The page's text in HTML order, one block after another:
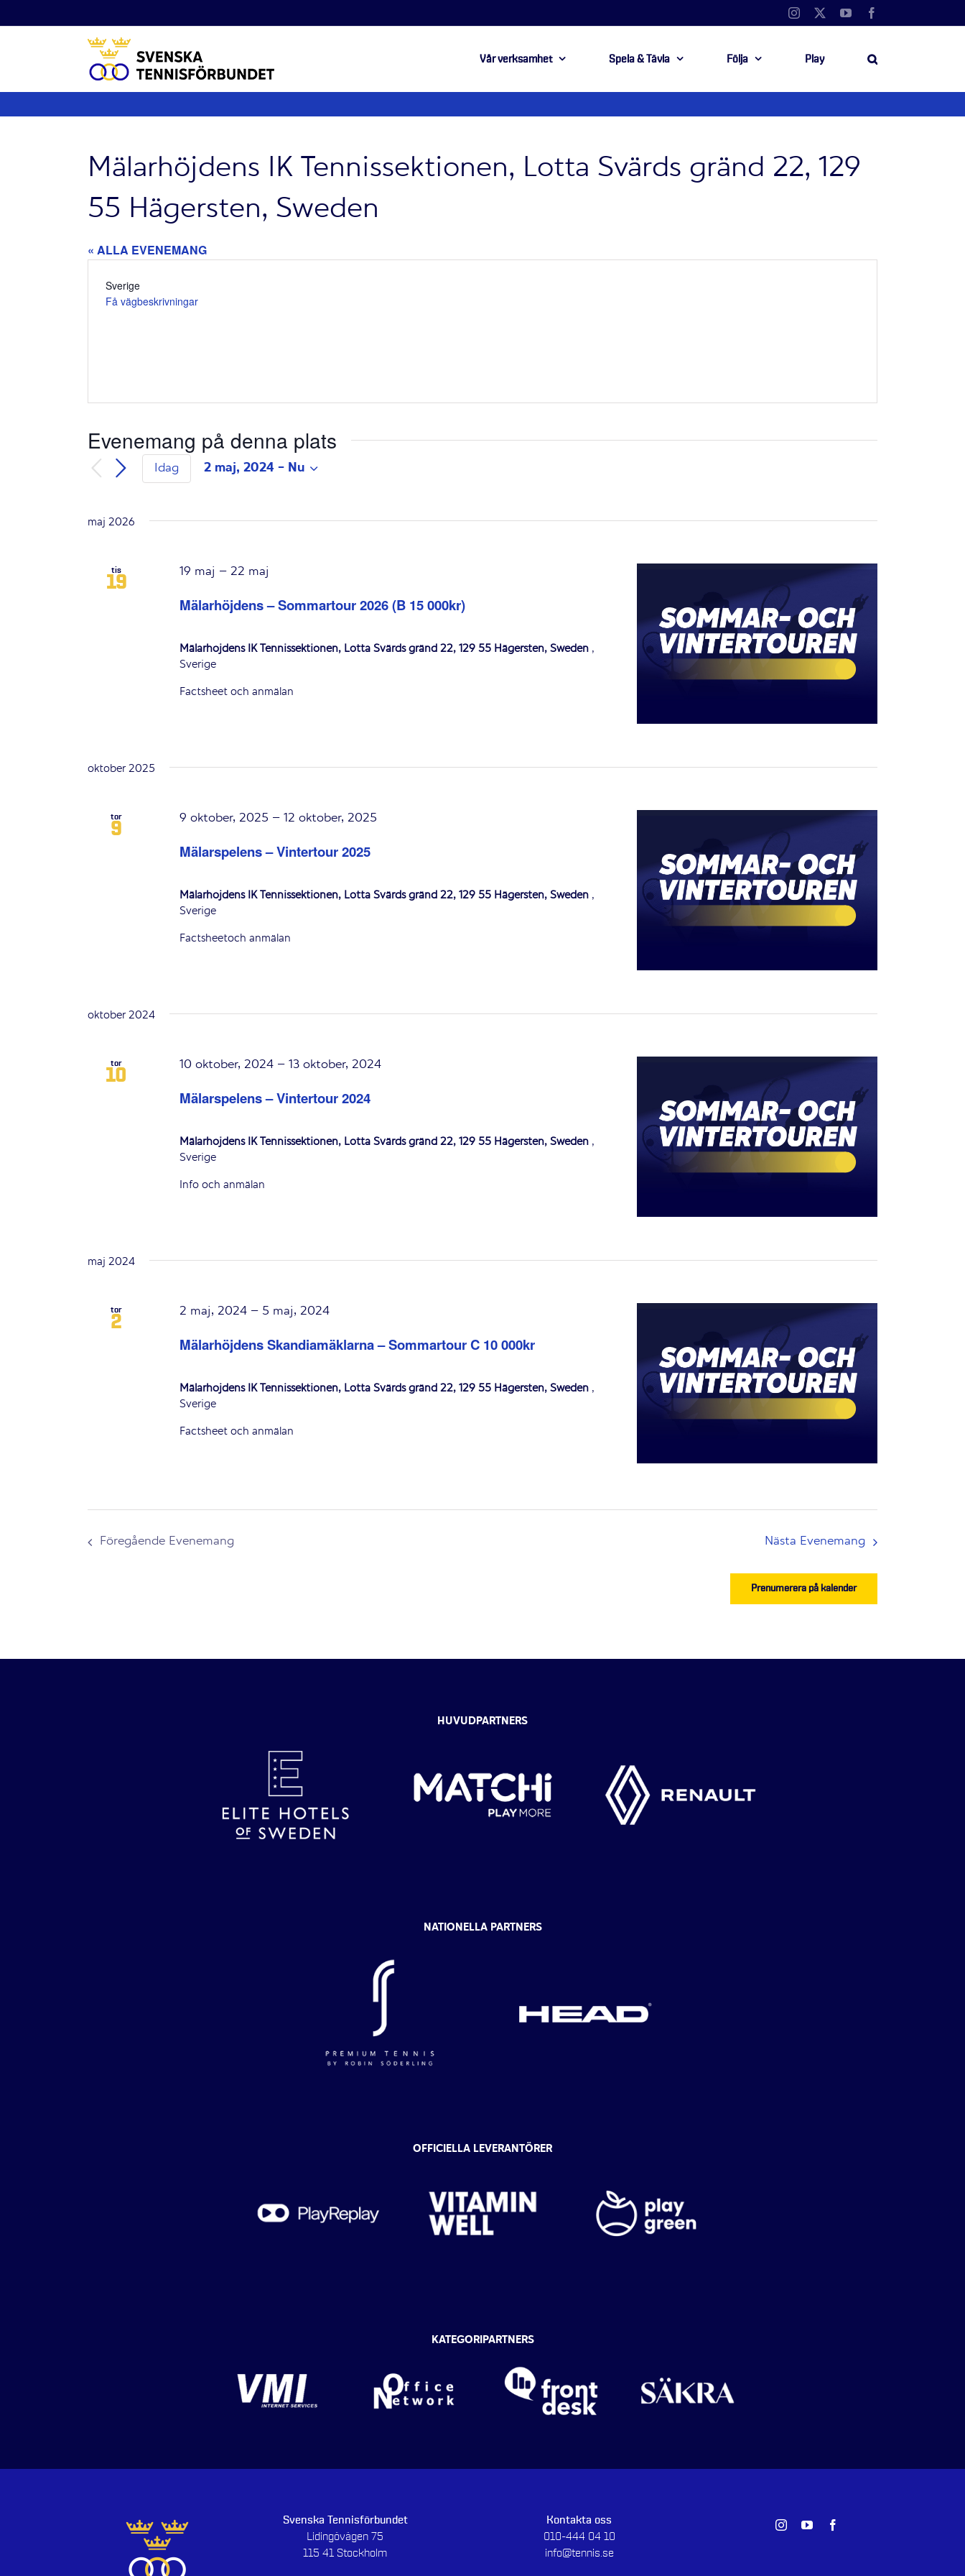
till
Instagram YouTube
Vår verksamhet Spela & Tävla Följa Play
Mälarhöjdens IK Tennissektionen, Lotta Svärds gränd 22, 129
55 Hägersten, Sweden
« ALLA EVENEMANG
Adress
Sverige
Få vägbeskrivningar
Evenemang på denna plats
Idag 2 maj, 2024 - Nu
maj 2026
tis
19
Mälarhöjdens – Sommartour 2026 (B 15 000kr)
19 maj – 22 maj
Mälarhöjdens IK Tennissektionen, Lotta Svärds gränd 22, 129 55 Hägersten, Sweden ,
Sverige
Factsheet och anmälan
oktober 2025
tor
9
Mälarspelens – Vintertour 2025
9 oktober, 2025 – 12 oktober, 2025
Mälarhöjdens IK Tennissektionen, Lotta Svärds gränd 22, 129 55 Hägersten, Sweden ,
Sverige
Factsheetoch anmälan
oktober 2024
tor
10
Mälarspelens – Vintertour 2024
10 oktober, 2024– 13 oktober, 2024
Mälarhöjdens IK Tennissektionen, Lotta Svärds gränd 22, 129 55 Hägersten, Sweden ,
Sverige
Info och anmälan
maj 2024
tor
2
Mälarhöjdens Skandiamäklarna – Sommartour C 10 000kr
2 maj, 2024– 5 maj, 2024
Mälarhöjdens IK Tennissektionen, Lotta Svärds gränd 22, 129 55 Hägersten, Sweden ,
Sverige
Factsheet och anmälan
Föregående Evenemang Nästa Evenemang
Prenumerera på kalender
HUVUDPARTNERS
NATIONELLA PARTNERS
OFFICIELLA LEVERANTÖRER
KATEGORIPARTNERS
Svenska Tennisförbundet
Lidingövägen 75
115 41 Stockholm
Kontakta oss
010-444 04 10
info@tennis.se